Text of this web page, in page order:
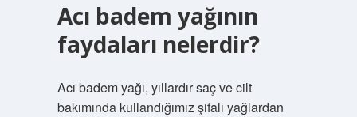
Acı badem yağının
faydaları nelerdir?
Acı badem yağı, yıllardır saç ve cilt
bakımında kullandığımız şifalı yağlardan